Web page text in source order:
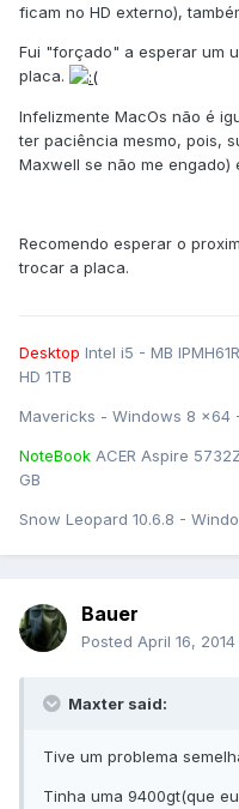
ficam no HD externo),
Fui "forçado" a esperar um
placa.
Infelizmente MacOs não é
ter paciência mesmo, pois,
Maxwell se não me engado)
Recomendo esperar o
trocar a placa.
Desktop Intel i5 - MB
HD 1TB
Mavericks - Windows 8 x64
NoteBook ACER Aspire
GB
Snow Leopard 10.6.8 -
Bauer
Posted April 16, 2014
Maxter said:
Tive um problema
Tinha uma 9400gt(que